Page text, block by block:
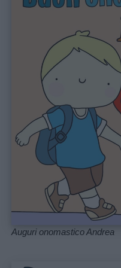
positiva
Auguri onomastico Andrea